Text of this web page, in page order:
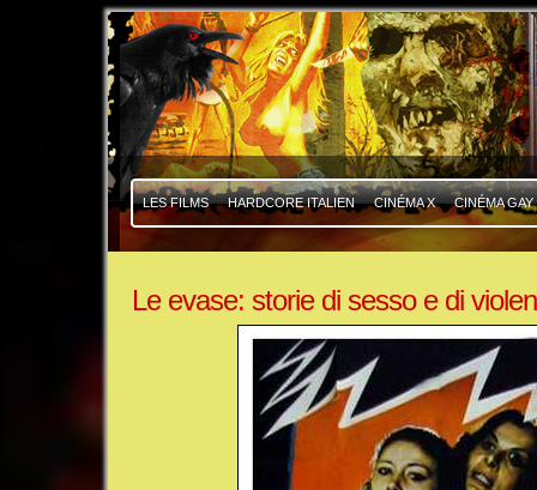
LES FILMS HARDCORE ITALIEN CINÉMA X CINÉMA GAY
Le evase: storie di sesso e di